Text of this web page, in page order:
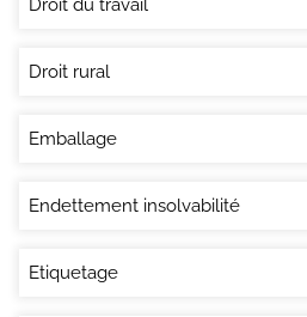
Droit du travail
Droit rural
Emballage
Endettement insolvabilité
Etiquetage